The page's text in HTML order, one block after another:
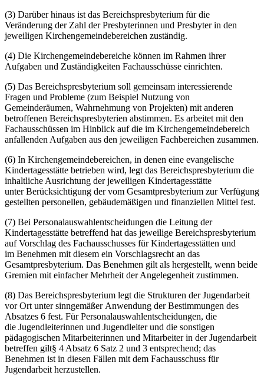
(3) Darüber hinaus ist das Bereichspresbyterium für die
Veränderung der Zahl der Presbyterinnen und Presbyter in den
jeweiligen Kirchengemeindebereichen zuständig.
(4) Die Kirchengemeindebereiche können im Rahmen ihrer
Aufgaben und Zuständigkeiten Fachausschüsse einrichten.
(5) Das Bereichspresbyterium soll gemeinsam interessierende
Fragen und Probleme (zum Beispiel Nutzung von
Gemeinderäumen, Wahrnehmung von Projekten) mit anderen
betroffenen Bereichspresbyterien abstimmen. Es arbeitet mit den
Fachausschüssen im Hinblick auf die im Kirchengemeindebereich
anfallenden Aufgaben aus den jeweiligen Fachbereichen zusammen.
(6) In Kirchengemeindebereichen, in denen eine evangelische
Kindertagesstätte betrieben wird, legt das Bereichspresbyterium die
inhaltliche Ausrichtung der jeweiligen Kindertagesstätte
unter Berücksichtigung der vom Gesamtpresbyterium zur Verfügung
gestellten personellen, gebäudemäßigen und finanziellen Mittel fest.
(7) Bei Personalauswahlentscheidungen die Leitung der
Kindertagesstätte betreffend hat das jeweilige Bereichspresbyterium
auf Vorschlag des Fachausschusses für Kindertagesstätten und
im Benehmen mit diesem ein Vorschlagsrecht an das
Gesamtpresbyterium. Das Benehmen gilt als hergestellt, wenn beide
Gremien mit einfacher Mehrheit der Angelegenheit zustimmen.
(8) Das Bereichspresbyterium legt die Strukturen der Jugendarbeit
vor Ort unter sinngemäßer Anwendung der Bestimmungen des
Absatzes 6 fest. Für Personalauswahlentscheidungen, die
die Jugendleiterinnen und Jugendleiter und die sonstigen
pädagogischen Mitarbeiterinnen und Mitarbeiter in der Jugendarbeit
betreffen gilt§ 4 Absatz 6 Satz 2 und 3 entsprechend; das
Benehmen ist in diesen Fällen mit dem Fachausschuss für
Jugendarbeit herzustellen.